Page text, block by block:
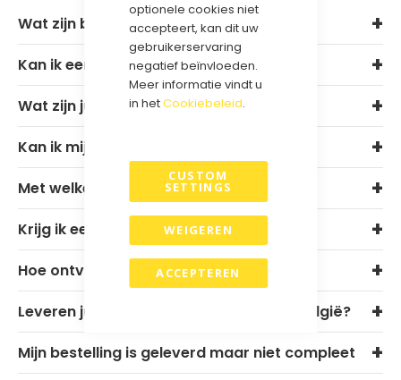
optionele cookies niet
accepteert, kan dit uw
gebruikerservaring
negatief beïnvloeden.
Meer informatie vindt u
in hetCookiebeleid.
ACCEPTEREN
CUSTOM
SETTINGS
WEIGEREN
Wat zijn bij jullie de levertijden?
Kan ik een sample aanvragen?
Wat zijn jullie verzendkosten?
Kan ik mijn bestelling ook afhalen?
Met welke vervoerder werken jullie?
Krijg ik een Track & Trace code?
Hoe ontvang ik mijn factuur?
Leveren jullie ook buiten Nederland en België?
Mijn bestelling is geleverd maar niet compleet